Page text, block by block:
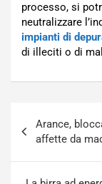
processo, si
neutralizzare
impianti di
di illeciti o di
articoli
Arance,
affette da